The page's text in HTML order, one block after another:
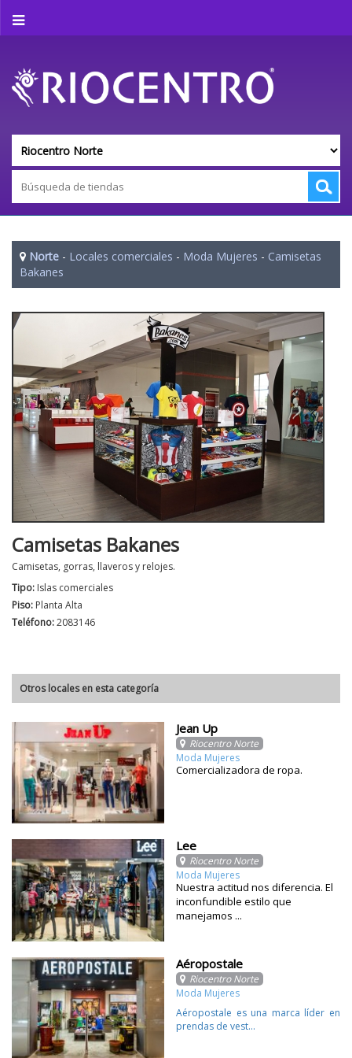
Norte - Locales comerciales - Moda Mujeres - Camisetas
Bakanes
Camisetas Bakanes
Camisetas, gorras, llaveros y relojes.
Tipo: Islas comerciales
Piso: Planta Alta
Teléfono:2083146
Otros locales en esta categoría
Jean Up
Riocentro Norte
Moda Mujeres
Comercializadora de ropa.
Lee
Riocentro Norte
Moda Mujeres
Nuestra actitud nos diferencia. El
inconfundible estilo que
manejamos ...
Aéropostale
Riocentro Norte
Moda Mujeres
Aéropostale es una marca líder en
prendas de vest...